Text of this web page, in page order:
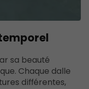
sa beauté
Chaque dalle
différentes,